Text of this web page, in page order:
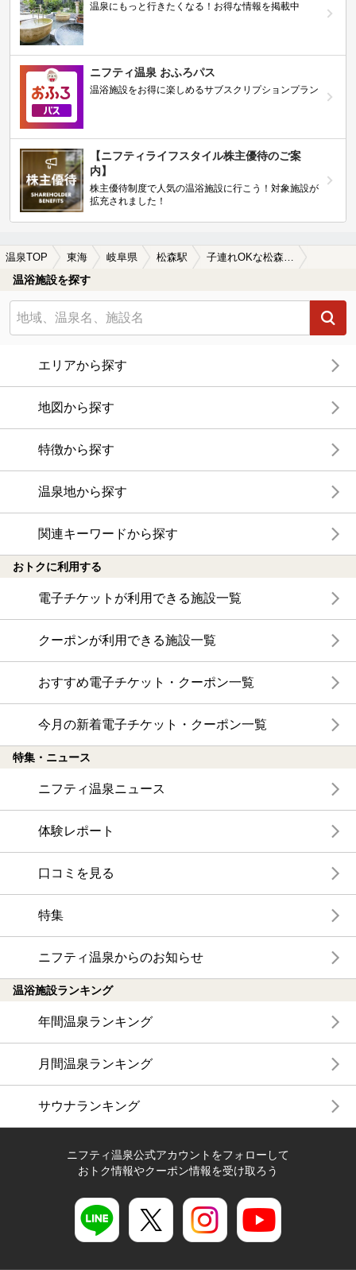
温泉にもっと行きたくなる！お得な情報を掲載中
ニフティ温泉 おふろパス
温浴施設をお得に楽しめるサブスクリプションプラン
【ニフティライフスタイル株主優待のご案
内】
株主優待制度で人気の温浴施設に行こう！対象施設が
拡充されました！
温泉TOP 東海 岐阜県 松森駅 子連れOKな松森駅近くの温泉、日帰り温泉、スーパー銭湯おすすめ
温浴施設を探す
エリアから探す
地図から探す
特徴から探す
温泉地から探す
関連キーワードから探す
おトクに利用する
電子チケットが利用できる施設一覧
クーポンが利用できる施設一覧
おすすめ電子チケット・クーポン一覧
今月の新着電子チケット・クーポン一覧
特集・ニュース
ニフティ温泉ニュース
体験レポート
口コミを見る
特集
ニフティ温泉からのお知らせ
温浴施設ランキング
年間温泉ランキング
月間温泉ランキング
サウナランキング
ニフティ温泉公式アカウントをフォローして
おトク情報やクーポン情報を受け取ろう